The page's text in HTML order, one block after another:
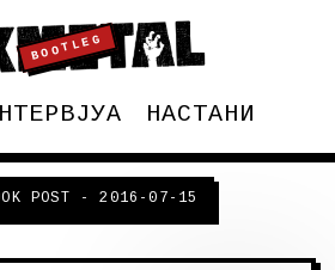
BOOTLEG
НАСТАНИ
POST - 2016-07-15